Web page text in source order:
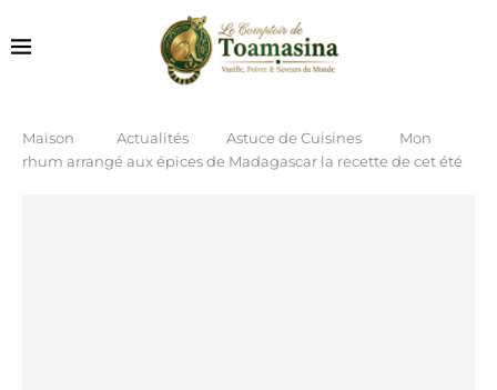
Maison Actualités Astuce de Cuisines
Mon
rhum arrangé aux épices de Madagascar la recette de cet été